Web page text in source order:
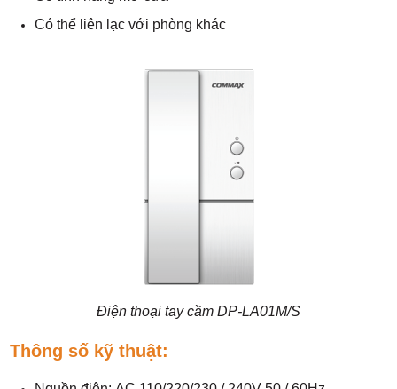
Có thể liên lạc với phòng khác
Điện thoại tay cầm DP-LA01M/S
Thông số kỹ thuật: